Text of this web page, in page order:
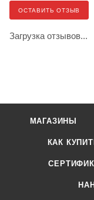
ОСТАВИТЬ ОТЗЫВ
Загрузка отзывов...
МАГАЗИНЫ
КАК